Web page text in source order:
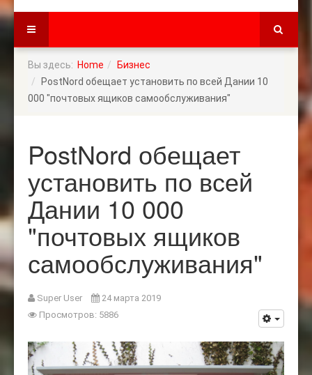
Вы здесь: Home
Бизнес
PostNord обещает установить по всей Дании 10
000 "почтовых ящиков самообслуживания"
PostNord обещает
установить по всей
Дании 10 000
"почтовых ящиков
самообслуживания"
Super User
24 марта 2019
Просмотров: 5886